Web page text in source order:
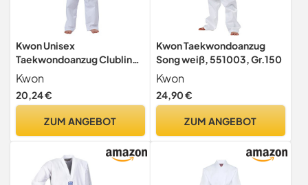
Kwon Unisex
Taekwondoanzug Clubline
Tiger Anzug, Weiß, 170 EU
Kwon
20,24 €
ZUM ANGEBOT
Kwon Taekwondoanzug
Song weiß, 551003, Gr.150
Kwon
24,90 €
ZUM ANGEBOT